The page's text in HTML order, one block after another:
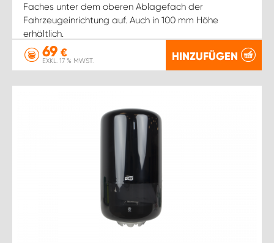
Faches unter dem oberen Ablagefach der
Fahrzeugeinrichtung auf. Auch in 100 mm Höhe
erhältlich.
69 €
EXKL. 17 % MWST. HINZUFÜGEN